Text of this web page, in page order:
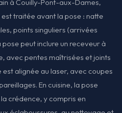
à Couilly-Pont-aux-Dames,
traitée avant la pose : natte
points singuliers (arrivées
peut inclure un receveur à
avec pentes maîtrisées et joints
alignée au laser, avec coupes
En cuisine, la pose
crédence, y compris en